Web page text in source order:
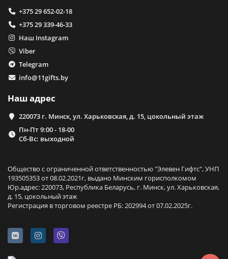
+375 29 652-02-18
+375 29 339-46-33
Наш Instagram
Viber
Telegram
info@11gifts.by
Наш адрес
220073 г. Минск, ул. Харьковская, д. 15, цокольный этаж
Пн-Пт 9:00 - 18-00
Сб-Вс: выходной
Общество с ограниченной ответственностью "Элевен Гифтс", УНП
193505353 от 08.02.2021г, выдано Минским горисполкомом
Юр.адрес: 220073, Республика Беларусь, г. Минск, ул. Харьковская,
д. 15, цокольный этаж
Регистрация в торговом реестре РБ: 202994 от 07.02.2025г.